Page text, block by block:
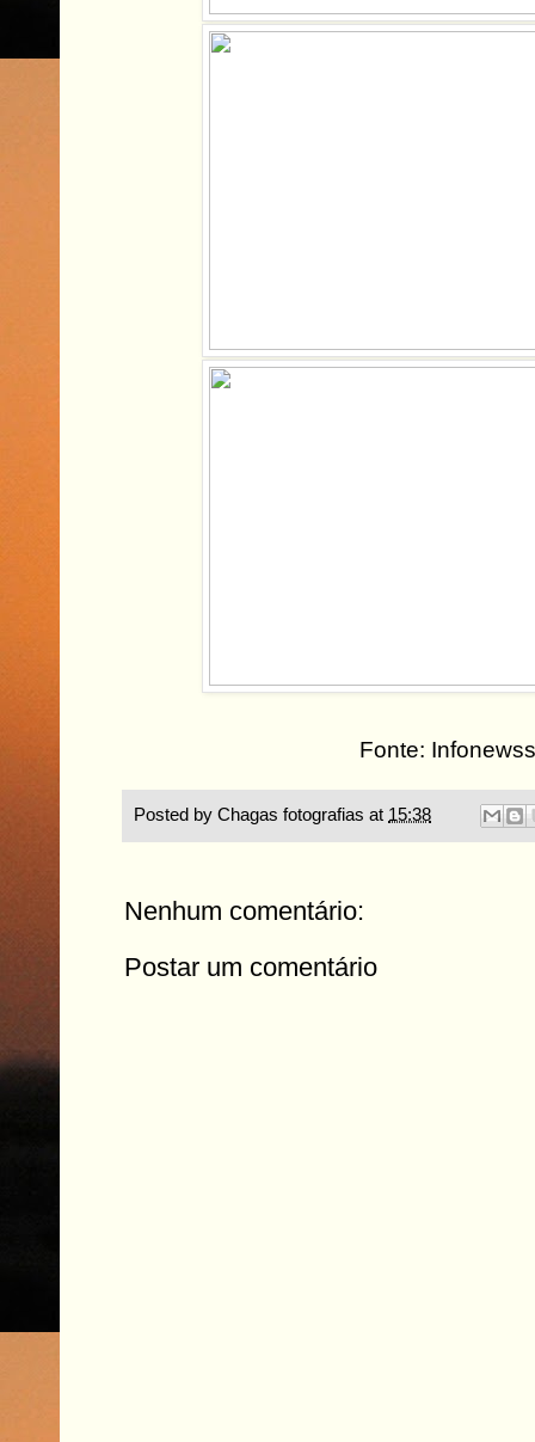
Fonte: Infonewss
Posted by Chagas fotografias at 15:38
Nenhum comentário:
Postar um comentário